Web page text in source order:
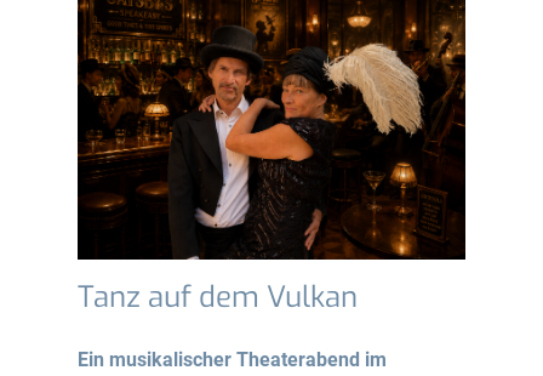
Tanz auf dem Vulkan
Ein musikalischer Theaterabend im